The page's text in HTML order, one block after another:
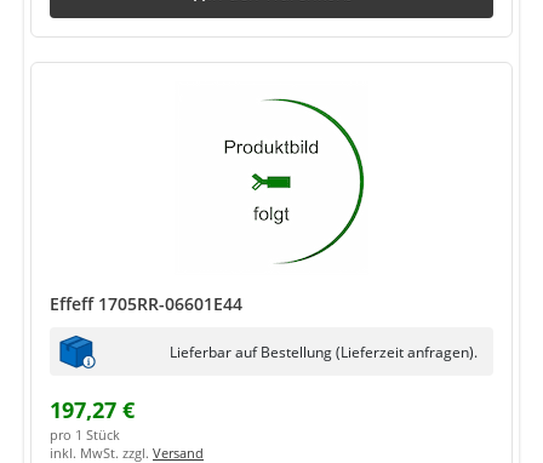
Effeff 1705RR-06601E44
Lieferbar auf Bestellung (Lieferzeit anfragen).
197,27 €
pro 1 Stück
inkl. MwSt. zzgl. Versand